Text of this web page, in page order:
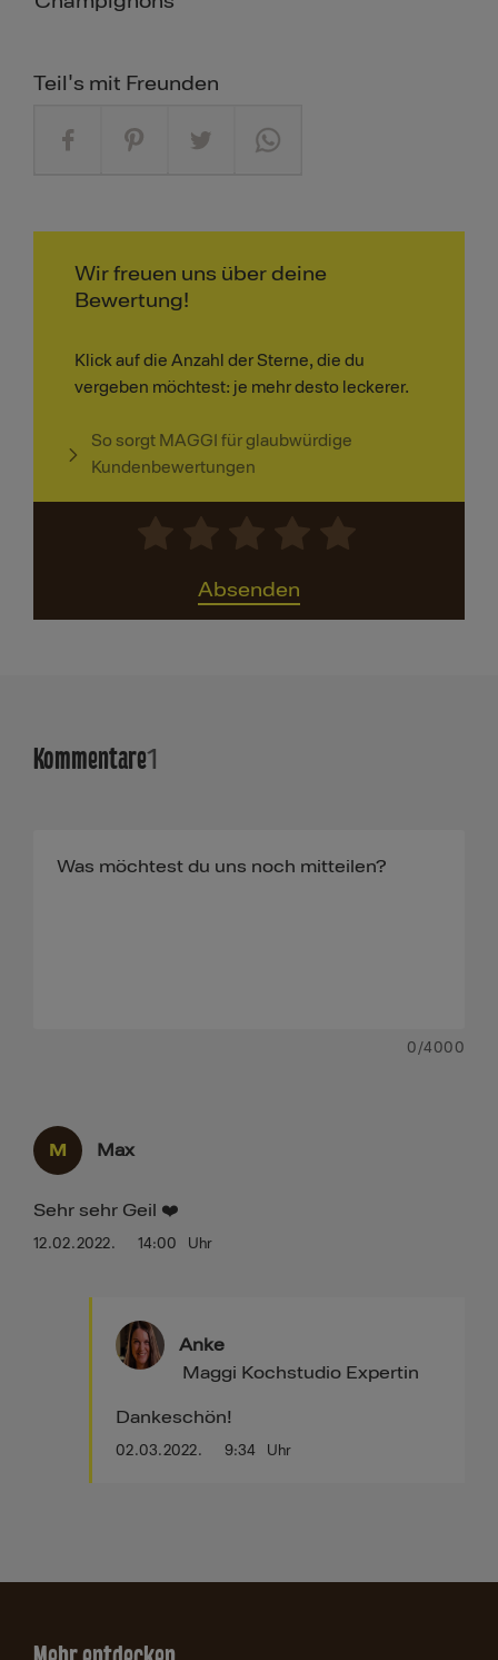
Teil's mit Freunden
Wir freuen uns über deine
Bewertung!
Klick auf die Anzahl der Sterne, die du
vergeben möchtest: je mehr desto leckerer.
So sorgt MAGGI für glaubwürdige
Kundenbewertungen
Absenden
Kommentare1
0 /4000
M Max
12.02.2022. 14:00 Uhr
Sehr sehr Geil ❤️
Anke
02.03.2022. 9:34 Uhr
Maggi Kochstudio Expertin
Dankeschön!